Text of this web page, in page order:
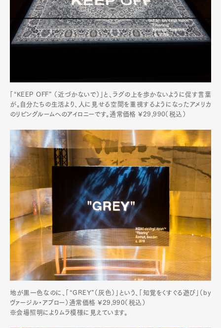
「“KEEP OFF” （近づかないで）」と、ラグの上を歩かないように促す言葉
が。自分たちの生活より、人に見せる空間を重視するようになったアメリカ
のリビングルームへのアイロニーです。通常価格 ¥29,990（税込）
地が黒一色なのに、「“GREY”（灰色）」という、「知覚をくすぐる遊び」（by
ヴァージル・アブロー）通常価格 ¥29,990（税込）
※会場照明によりムラ模様に見えています。